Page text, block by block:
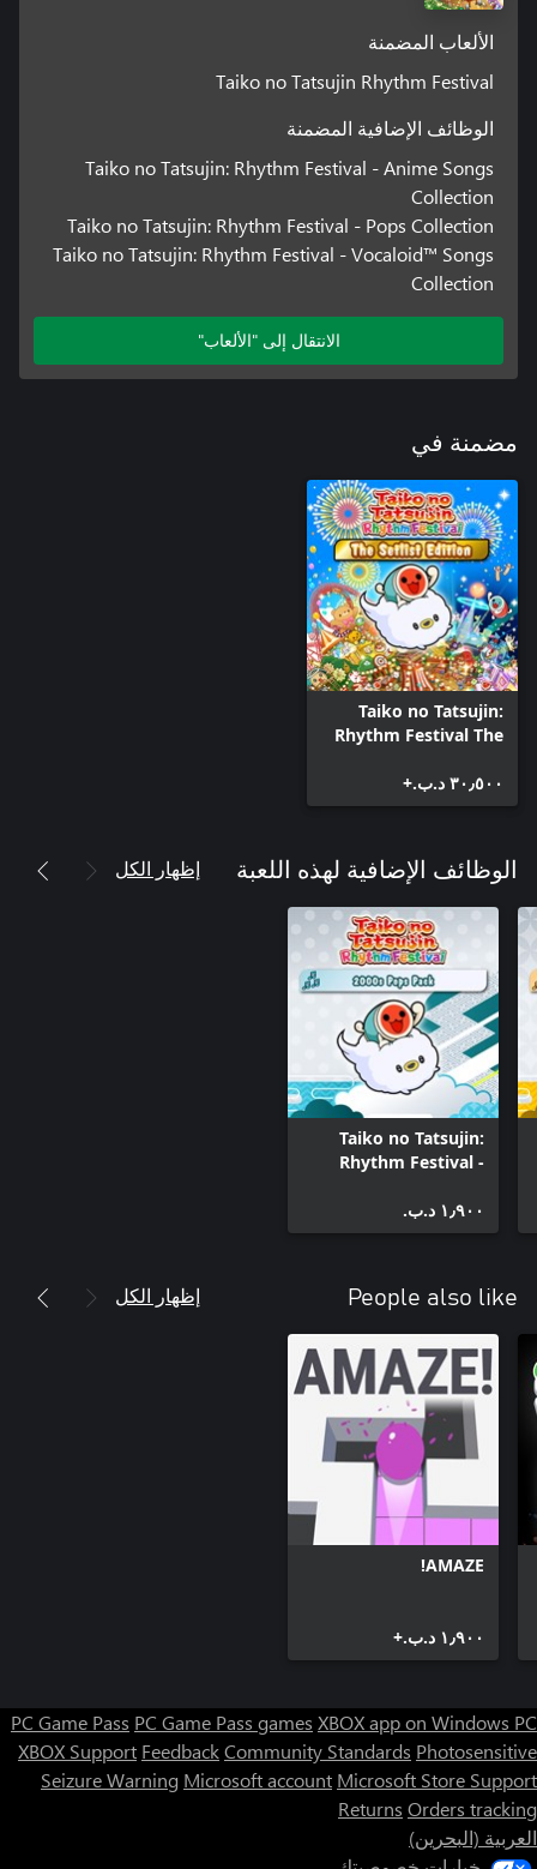
الألعاب المضمنة
Taiko no Tatsujin Rhythm Festival
الوظائف الإضافية المضمنة
Taiko no Tatsujin: Rhythm Festival - Anime Songs
Collection
Taiko no Tatsujin: Rhythm Festival - Pops Collection
Taiko no Tatsujin: Rhythm Festival - Vocaloid™ Songs
Collection
الانتقال إلى "الألعاب"
مضمنة في
Taiko no Tatsujin:
Rhythm Festival The
٣٠٫٥٠٠ د.ب.‏+
الوظائف الإضافية لهذه اللعبة إظهار الكل
Taiko no Tatsujin:
Rhythm Festival -
١٫٩٠٠ د.ب.‏
People also like إظهار الكل
AMAZE!
١٫٩٠٠ د.ب.‏+
PC Game Pass PC Game Pass games XBOX app on Windows PC
XBOX Support FeedbackCommunity Standards Photosensitive
Seizure Warning Microsoft account Microsoft Store Support
Returns Orders tracking
العربية (البحرين)